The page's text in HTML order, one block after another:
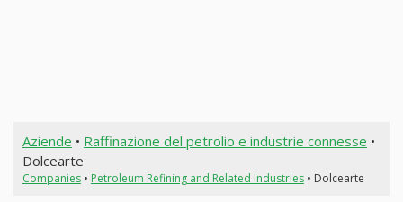
Aziende • Raffinazione del petrolio e industrie connesse •
Dolcearte
Companies• Petroleum Refining and Related Industries• Dolcearte